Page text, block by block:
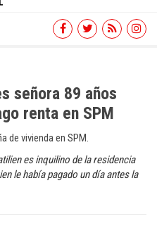
señora 89 años
renta en SPM
es inquilino de la residencia
le había pagado un día antes la